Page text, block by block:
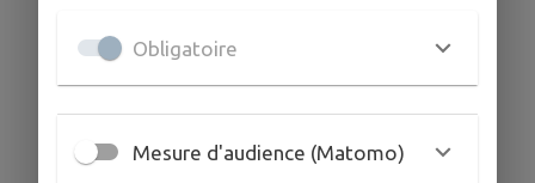
Horaires d'ouverture :
Samedi : 9h30 à 12h30
Obligatoire
Mesure d'audience (Matomo)